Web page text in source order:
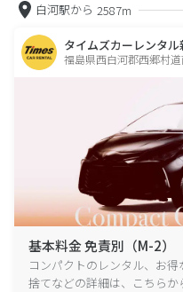
白河駅から 2587m
タイムズカーレンタ
福島県西白河郡西郷村
基本料金 免責別（M-2）
コンパクトのレンタル、お
捨てなどの詳細は、こちらか